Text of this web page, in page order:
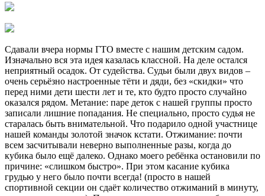
Сдавали вчера нормы ГТО вместе с нашим детским садом.
Изначально вся эта идея казалась классной. На деле остался
неприятный осадок. От судейства. Судьи были двух видов –
очень серьёзно настроенные тёти и дяди, без «скидки» что
перед ними дети шести лет и те, кто будто просто случайно
оказался рядом. Метание: паре деток с нашей группы просто
записали лишние попадания. Не специально, просто судья не
старалась быть внимательной. Что подарило одной участнице
нашей команды золотой значок кстати. Отжимание: почти
всем засчитывали неверно выполненные разы, когда до
кубика было ещё далеко. Однако моего ребёнка остановили по
причине: «слишком быстро». При этом касание кубика
грудью у него было почти всегда! (просто в нашей
спортивной секции он сдаёт количество отжиманий в минуту,